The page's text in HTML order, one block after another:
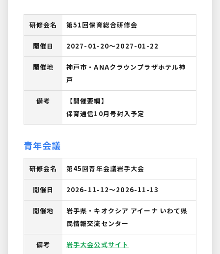
研修会名 第51回保育総合研修会
開催日 2027-01-20〜2027-01-22
開催地
神戸市・ANAクラウンプラザホテル神
戸
備考
【開催要綱】
保育通信10月号封入予定
青年会議
研修会名 第45回青年会議岩手大会
開催日 2026-11-12〜2026-11-13
開催地
岩手県・キオクシア アイーナ いわて県
民情報交流センター
備考 岩手大会公式サイト